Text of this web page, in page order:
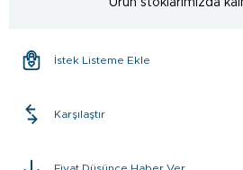
Ürün stoklarımızda
İstek Listeme Ekle
Karşılaştır